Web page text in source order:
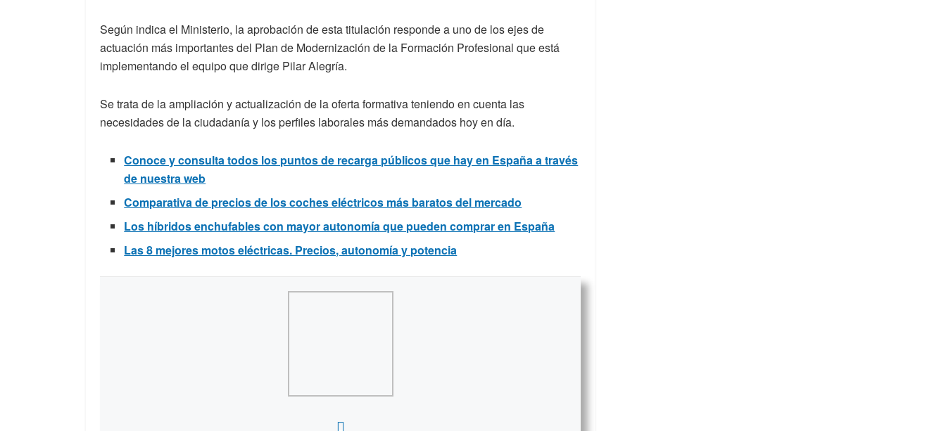
Según indica el Ministerio, la aprobación de esta titulación responde a uno de los ejes de
actuación más importantes del Plan de Modernización de la Formación Profesional que está
implementando el equipo que dirige Pilar Alegría.
Se trata de la ampliación y actualización de la oferta formativa teniendo en cuenta las
necesidades de la ciudadanía y los perfiles laborales más demandados hoy en día.
Conoce y consulta todos los puntos de recarga públicos que hay en España a través
de nuestra web
Comparativa de precios de los coches eléctricos más baratos del mercado
Los híbridos enchufables con mayor autonomía que pueden comprar en España
Las 8 mejores motos eléctricas. Precios, autonomía y potencia